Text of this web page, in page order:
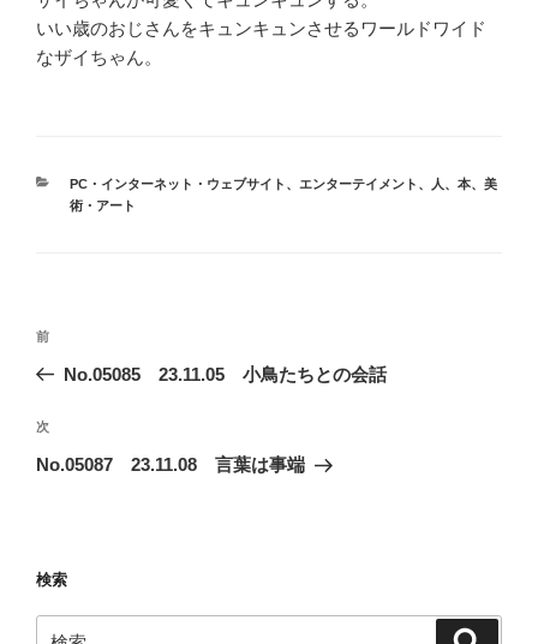
いい歳のおじさんをキュンキュンさせるワールドワイド
なザイちゃん。
カ
テ
PC・インターネット・ウェブサイト 、 エンターテイメント 、 人 、 本、 美
術・アート
投
ビ
ゲ
ン
前
の
稿
前
No.05085 23.11.05 小鳥たちとの会話
次
の
次
No.05087 23.11.08 言葉は事端
検索